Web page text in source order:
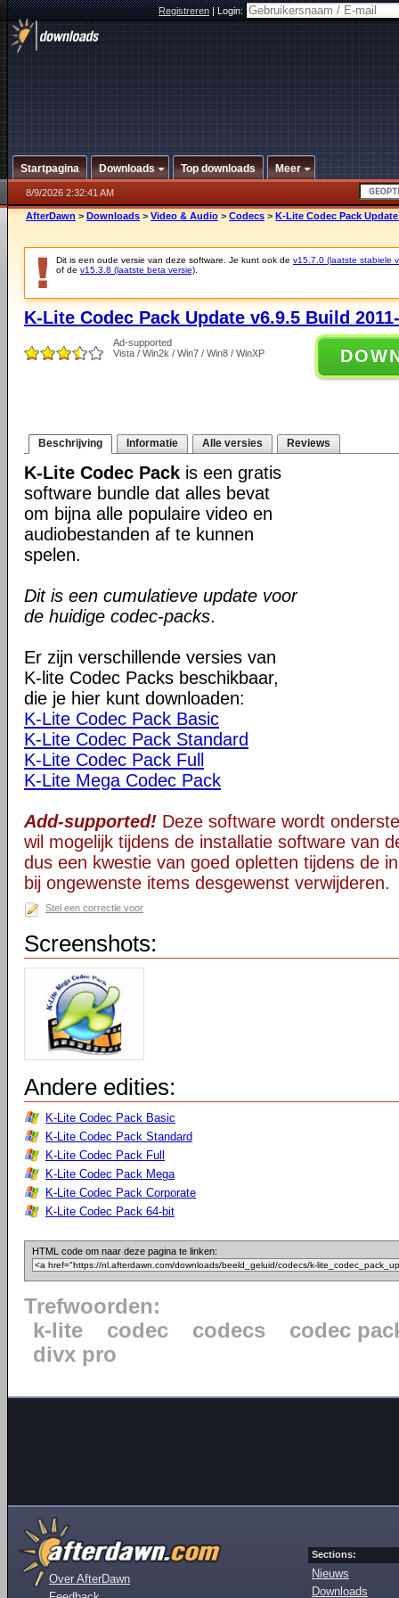
Registreren|Login:
Startpagina Downloads Top downloads Meer
8/9/2026 2:32:41 AM
AfterDawn > Downloads > Video & Audio > Codecs > K-Lite Codec Pack
Dit is een oude versie van deze software. Je kunt ook de v15.7.0 (laatste stabiele
of de v15.3.8 (laatste beta versie)
K-Lite Codec Pack Update v6.9.5 Build
Ad-supported
Vista / Win2k / Win7 / Win8 / WinXP
Beschrijving Informatie Alle versies Reviews
K-Lite Codec Pack is een gratis
software bundle dat alles bevat
om bijna alle populaire video en
audiobestanden af te kunnen
spelen.
Dit is een cumulatieve update voor
de huidige codec-packs.
Er zijn verschillende versies van
K-lite Codec Packs beschikbaar,
die je hier kunt downloaden:
K-Lite Codec Pack Basic
K-Lite Codec Pack Standard
K-Lite Codec Pack Full
K-Lite Mega Codec Pack
Add-supported! Deze software wordt
wil mogelijk tijdens de installatie software van
dus een kwestie van goed opletten tijdens de
bij ongewenste items desgewenst verwijderen.
Stel een correctie voor
Screenshots:
Andere edities:
K-Lite Codec Pack Basic
K-Lite Codec Pack Standard
K-Lite Codec Pack Full
K-Lite Codec Pack Mega
K-Lite Codec Pack Corporate
K-Lite Codec Pack 64-bit
HTML code om naar deze pagina te linken:
Trefwoorden:
k-lite
codec codecs
codec
divx pro
Over AfterDawn
Sections:
Nieuws
Downloads